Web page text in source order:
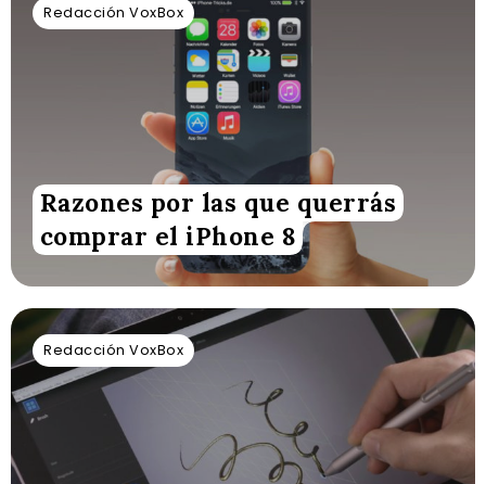
Redacción VoxBox
Razones por las que querrás
comprar el iPhone 8
Redacción VoxBox